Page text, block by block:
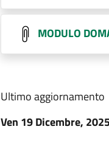
MODULO
Ultimo aggiornamento
Ven 19 Dicembre,